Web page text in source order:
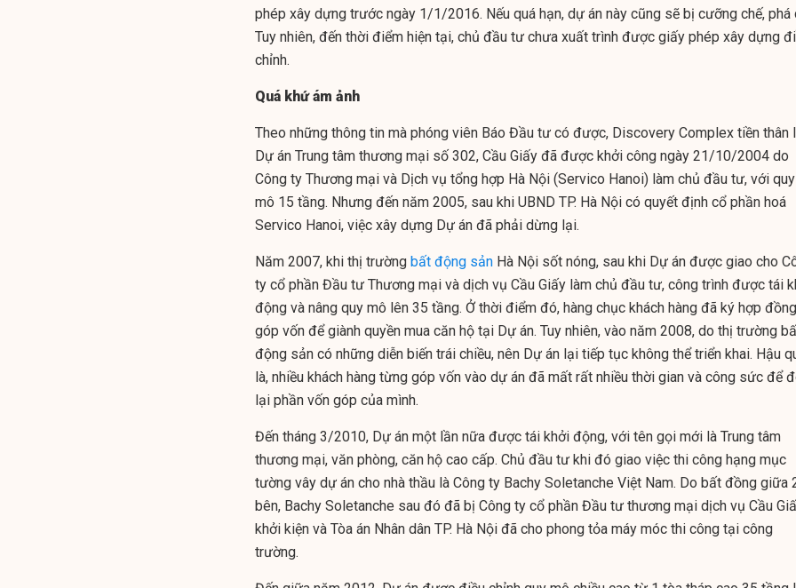
phép xây dựng trước ngày 1/1/2016. Nếu quá hạn, dự án này cũng sẽ bị cưỡng chế, phá
Tuy nhiên, đến thời điểm hiện tại, chủ đầu tư chưa xuất trình được giấy phép xây dựng
chỉnh.
Quá khứ ám ảnh
Theo những thông tin mà phóng viên Báo Đầu tư có được, Discovery Complex tiền thân
Dự án Trung tâm thương mại số 302, Cầu Giấy đã được khởi công ngày 21/10/2004 do
Công ty Thương mại và Dịch vụ tổng hợp Hà Nội (Servico Hanoi) làm chủ đầu tư, với quy
mô 15 tầng. Nhưng đến năm 2005, sau khi UBND TP. Hà Nội có quyết định cổ phần hoá
Servico Hanoi, việc xây dựng Dự án đã phải dừng lại.
Năm 2007, khi thị trường bất động sản Hà Nội sốt nóng, sau khi Dự án được giao cho
ty cổ phần Đầu tư Thương mại và dịch vụ Cầu Giấy làm chủ đầu tư, công trình được tái
động và nâng quy mô lên 35 tầng. Ở thời điểm đó, hàng chục khách hàng đã ký hợp đồng
góp vốn để giành quyền mua căn hộ tại Dự án. Tuy nhiên, vào năm 2008, do thị trường
động sản có những diễn biến trái chiều, nên Dự án lại tiếp tục không thể triển khai. Hậu
là, nhiều khách hàng từng góp vốn vào dự án đã mất rất nhiều thời gian và công sức để
lại phần vốn góp của mình.
Đến tháng 3/2010, Dự án một lần nữa được tái khởi động, với tên gọi mới là Trung tâm
thương mại, văn phòng, căn hộ cao cấp. Chủ đầu tư khi đó giao việc thi công hạng mục
tường vây dự án cho nhà thầu là Công ty Bachy Soletanche Việt Nam. Do bất đồng giữa
bên, Bachy Soletanche sau đó đã bị Công ty cổ phần Đầu tư thương mại dịch vụ Cầu
khởi kiện và Tòa án Nhân dân TP. Hà Nội đã cho phong tỏa máy móc thi công tại công
trường.